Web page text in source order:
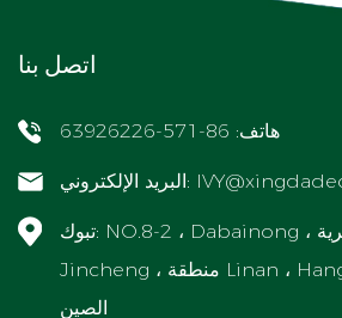
اتصل بنا
هاتف: 86-571-63926226
البريد الإلكتروني:
تبوك: NO.8-2 ، Dabainong ، قرية Hengjie ، شارع
Jincheng ، منطقة Linan ، Hangzhou ، Zhejiang ،
الصين